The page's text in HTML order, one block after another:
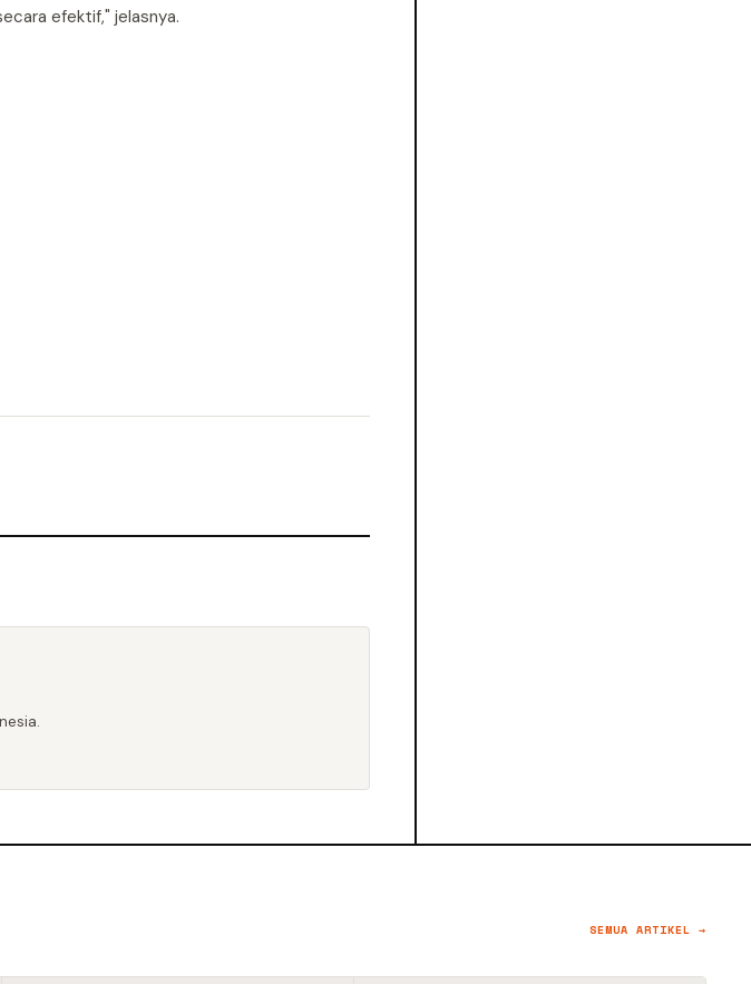
efektif," jelasnya.
SEMUA ARTIKEL →